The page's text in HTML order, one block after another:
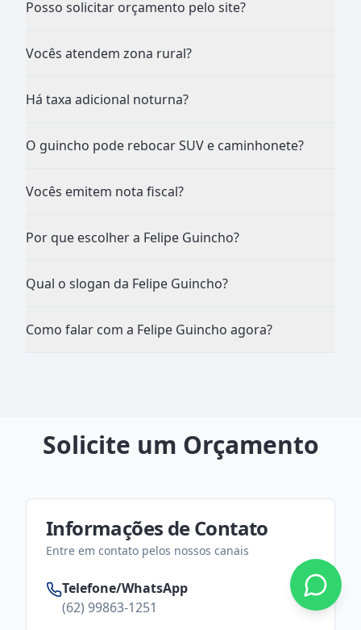
Posso solicitar orçamento pelo site?
Vocês atendem zona rural?
Há taxa adicional noturna?
O guincho pode rebocar SUV e caminhonete?
Vocês emitem nota fiscal?
Por que escolher a Felipe Guincho?
Qual o slogan da Felipe Guincho?
Como falar com a Felipe Guincho agora?
Solicite um Orçamento
Informações de Contato
Entre em contato pelos nossos canais
Telefone/WhatsApp
(62) 99863-1251